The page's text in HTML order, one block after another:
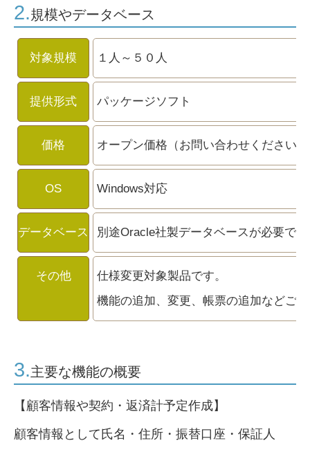
2.規模やデータベース
対象規模 １人～５０人
提供形式 パッケージソフト
価格 オープン価格（お問い合わせください）
OS Windows対応
データベース 別途Oracle社製データベースが必要で
その他
仕様変更対象製品です。
機能の追加、変更、帳票の追加などご
3.主要な機能の概要
【顧客情報や契約・返済計予定作成】
顧客情報として氏名・住所・振替口座・保証人